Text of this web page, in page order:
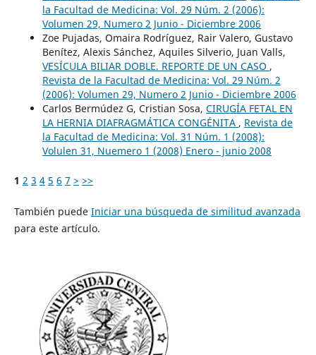
la Facultad de Medicina: Vol. 29 Núm. 2 (2006):
Volumen 29, Numero 2 Junio - Diciembre 2006
Zoe Pujadas, Omaira Rodríguez, Rair Valero, Gustavo
Benítez, Alexis Sánchez, Aquiles Silverio, Juan Valls,
VESÍCULA BILIAR DOBLE. REPORTE DE UN CASO ,
Revista de la Facultad de Medicina: Vol. 29 Núm. 2
(2006): Volumen 29, Numero 2 Junio - Diciembre 2006
Carlos Bermúdez G, Cristian Sosa, CIRUGÍA FETAL EN
LA HERNIA DIAFRAGMÁTICA CONGÉNITA , Revista de
la Facultad de Medicina: Vol. 31 Núm. 1 (2008):
Volulen 31, Nuemero 1 (2008) Enero - junio 2008
1 2 3 4 5 6 7 > >>
También puede Iniciar una búsqueda de similitud avanzada
para este artículo.